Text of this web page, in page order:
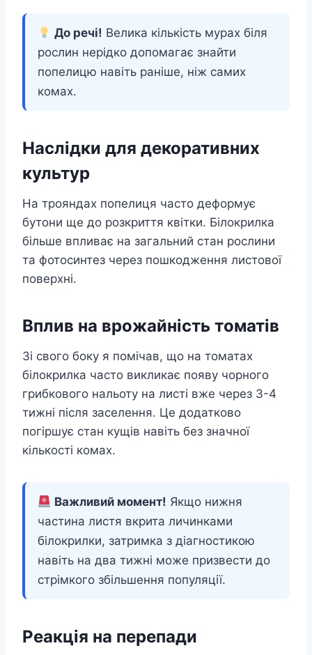
До речі! Велика кількість мурах біля
рослин нерідко допомагає знайти
попелицю навіть раніше, ніж самих
комах.
Наслідки для декоративних
культур
На трояндах попелиця часто деформує
бутони ще до розкриття квітки. Білокрилка
більше впливає на загальний стан рослини
та фотосинтез через пошкодження листової
поверхні.
Вплив на врожайність томатів
Зі свого боку я помічав, що на томатах
білокрилка часто викликає появу чорного
грибкового нальоту на листі вже через 3-4
тижні після заселення. Це додатково
погіршує стан кущів навіть без значної
кількості комах.
Важливий момент! Якщо нижня
частина листя вкрита личинками
білокрилки, затримка з діагностикою
навіть на два тижні може призвести до
стрімкого збільшення популяції.
Реакція на перепади